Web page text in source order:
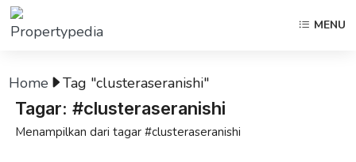
MENU
Home Tag "clusteraseranishi"
Tagar: #clusteraseranishi
Menampilkan dari tagar #clusteraseranishi